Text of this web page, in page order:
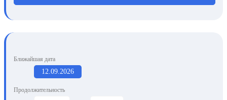
Ближайшая дата
12.09.2026
Продолжительность